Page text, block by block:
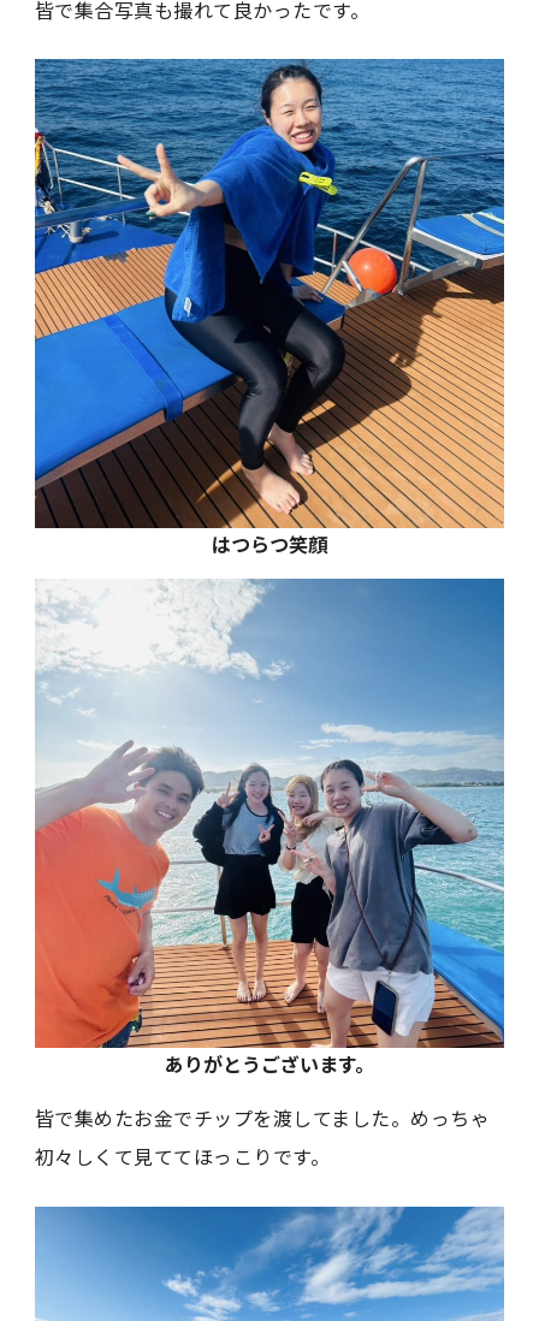
皆で集合写真も撮れて良かったです。
はつらつ笑顔
ありがとうございます。
皆で集めたお金でチップを渡してました。めっちゃ
初々しくて見ててほっこりです。